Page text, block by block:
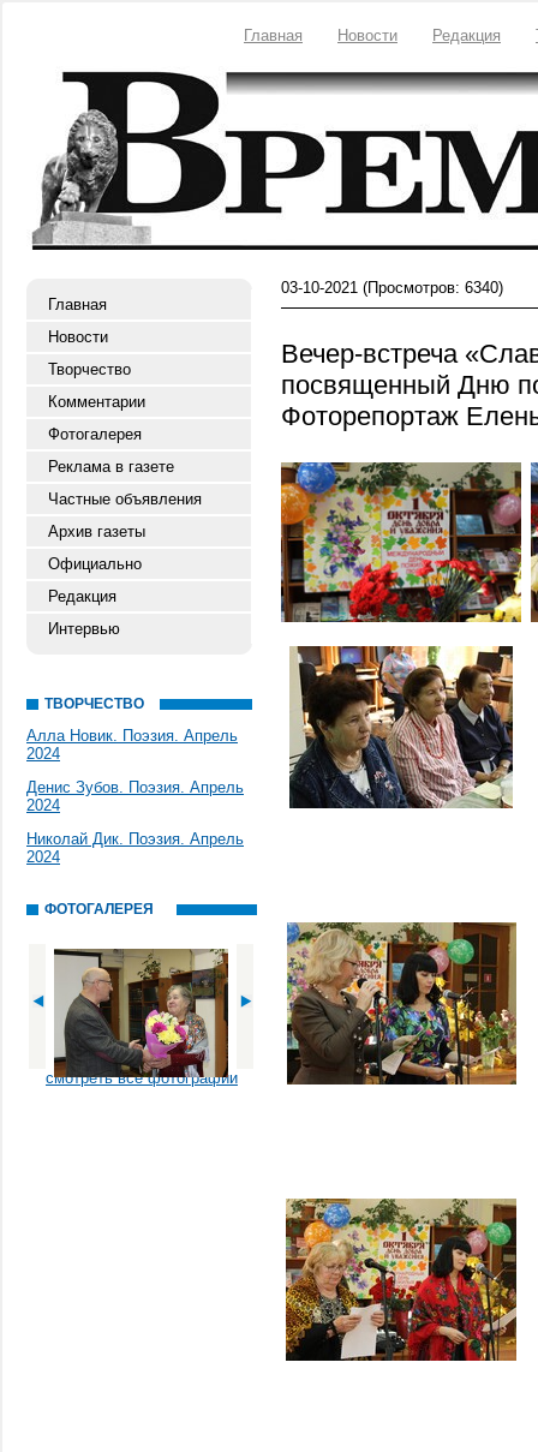
Главная Новости Редакция
Главная
Новости
Творчество
Комментарии
Фотогалерея
Реклама в газете
Частные объявления
Архив газеты
Официально
Редакция
Интервью
ТВОРЧЕСТВО
Алла Новик. Поэзия. Апрель
2024
Денис Зубов. Поэзия. Апрель
2024
Николай Дик. Поэзия. Апрель
2024
ФОТОГАЛЕРЕЯ
смотреть все фотографии
03-10-2021 (Просмотров: 6340)
Вечер-встреча
посвященный Дню
Фоторепортаж